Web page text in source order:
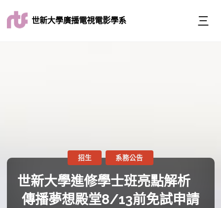
世新大學廣播電視電影學系
世新大學進修學士班亮點解析
傳播夢想殿堂8/13前免試申請
招生 系務公告